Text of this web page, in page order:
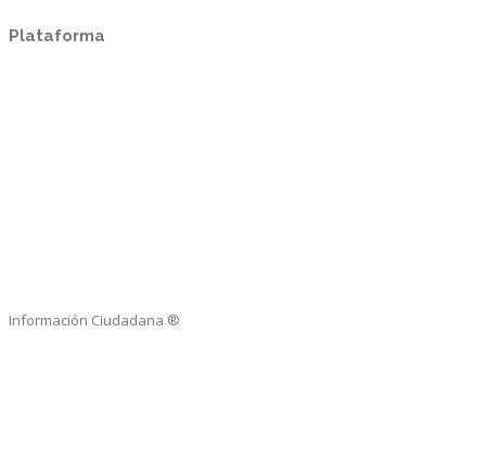
Plataforma
Información Ciudadana ®